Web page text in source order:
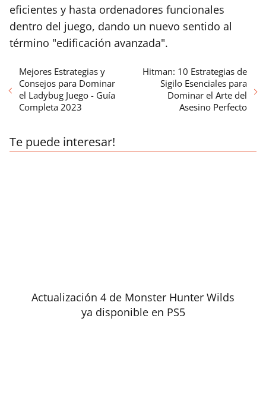
eficientes y hasta ordenadores funcionales
dentro del juego, dando un nuevo sentido al
término "edificación avanzada".
Mejores Estrategias y
Consejos para Dominar
el Ladybug Juego - Guía
Completa 2023
Hitman: 10 Estrategias de
Sigilo Esenciales para
Dominar el Arte del
Asesino Perfecto
Te puede interesar!
Actualización 4 de Monster Hunter Wilds
ya disponible en PS5